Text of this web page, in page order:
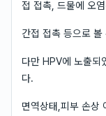
접 접촉, 드물에 오
간접 접촉 등으로 볼
다만 HPV에 노출되
다.
면역상태,피부 손상